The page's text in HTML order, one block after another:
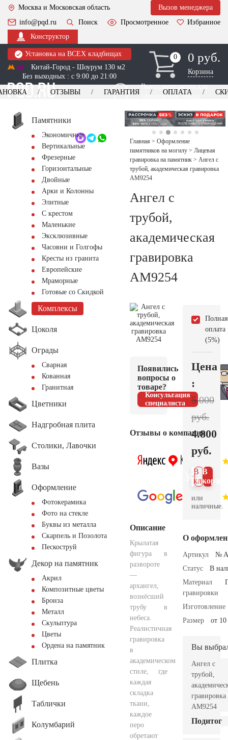
Москва и Московская область
Вызов менеджера
info@pqd.ru
Поиск Просмотренное
Избранное
Конструктор
Установка на ВСЕХ кладбищах
Китай-Город - Шоурум 130 м2
Без выходных : с 9:00 до 21:00
0
0 0 руб.
Корзина
Выезд менеджера для
оформления заказа
+7 (495) 518-44-23
Обратный звонок
ОТЗЫВЫ ГАРАНТИЯ ОПЛАТА
Памятники
Экономичные
Вертикальные
Фрезерные
Горизонтальные
Двойные
Арки и Колонны
Элитные
С крестом
Маленькие
Эксклюзивные
Часовни и Голгофы
Кресты из гранита
Европейские
Мраморные
Готовые со Скидкой
Комплексы
Цоколя
Ограды
Сварная
Кованная
Гранитная
Цветники
Надгробная плита
Столики, Лавочки
Вазы
Оформление
Фотокерамика
Фото на стекле
Буквы из металла
Скарпель и Позолота
Пескоструй
Декор на памятник
Акрил
Композитные цветы
Бронза
Металл
Скульптура
Цветы
Ордена на памятник
Плитка
Щебень
Таблички
Колумбарий
Главная > Оформление
памятников на могилу > Лицевая
гравировка на памятник > Ангел с
трубой, академическая гравировка
AM9254
Ангел с
трубой,
академическая
гравировка
AM9254
Появились
вопросы о
товаре?
Консультация
специалиста
Отзывы о компании
Описание
Крылатая
фигура в
развороте
—
архангел,
вознёсший
трубу в
небеса.
Реалистичная
гравировка
в
академическом
стиле, где
каждая
складка
ткани,
каждое
перо
обретают
Полная
оплата
(5%)
Цена
:
5.000
руб.
4.800
руб.
В
В 1
клик
или
наличные.
О
Артикул
№
Статус
В
Материал
гравировки
Изготовление
Размер
от
Вы
Ангел с
трубой,
гравировка
AM9254
Подитог